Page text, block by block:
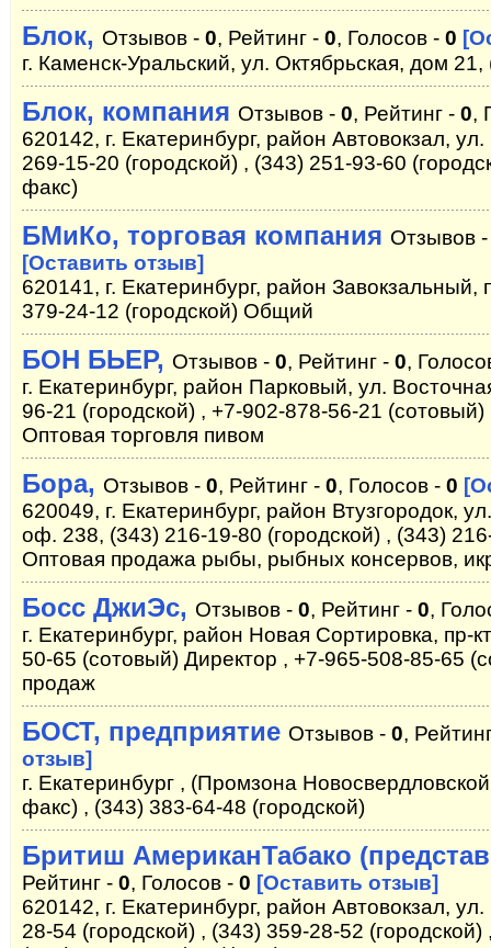
Блок, Отзывов - 0, Рейтинг - 0, Голосов - 0
г. Каменск-Уральский, ул. Октябрьская, дом
Блок, компания Отзывов - 0, Рейтинг - 0,
620142, г. Екатеринбург, район Автовокзал,
269-15-20 (городской) , (343) 251-93-60
факс)
БМиКо, торговая компания Отзывов
[Оставить отзыв]
620141, г. Екатеринбург, район
379-24-12 (городской) Общий
БОН БЬЕР, Отзывов - 0, Рейтинг - 0,
г. Екатеринбург, район Парковый, ул.
96-21 (городской) , +7-902-878-56-21 (сотовый)
Оптовая торговля пивом
Бора, Отзывов - 0, Рейтинг - 0, Голосов - 0
620049, г. Екатеринбург, район Втузгородок,
оф. 238, (343) 216-19-80 (городской) , (343)
Оптовая продажа рыбы, рыбных консервов,
Босс ДжиЭс, Отзывов - 0, Рейтинг - 0,
г. Екатеринбург, район Новая Сортировка, пр-
50-65 (сотовый) Директор , +7-965-508-85-65
продаж
БОСТ, предприятие Отзывов - 0,
отзыв]
г. Екатеринбург , (Промзона
факс) , (343) 383-64-48 (городской)
Бритиш АмериканТабако
Рейтинг - 0, Голосов - 0 [Оставить отзыв]
620142, г. Екатеринбург, район Автовокзал,
28-54 (городской) , (343) 359-28-52